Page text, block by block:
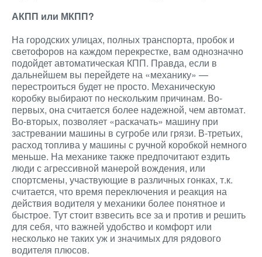
АКПП или МКПП?
На городских улицах, полных транспорта, пробок и
светофоров на каждом перекрестке, вам однозначно
подойдет автоматическая КПП. Правда, если в
дальнейшем вы перейдете на «механику» —
перестроиться будет не просто. Механическую
коробку выбирают по нескольким причинам. Во-
первых, она считается более надежной, чем автомат.
Во-вторых, позволяет «раскачать» машину при
застревании машины в сугробе или грязи. В-третьих,
расход топлива у машины с ручной коробкой немного
меньше. На механике также предпочитают ездить
люди с агрессивной манерой вождения, или
спортсмены, участвующие в различных гонках, т.к.
считается, что время переключения и реакция на
действия водителя у механики более понятное и
быстрое. Тут стоит взвесить все за и против и решить
для себя, что важней удобство и комфорт или
несколько не таких уж и значимых для рядового
водителя плюсов.